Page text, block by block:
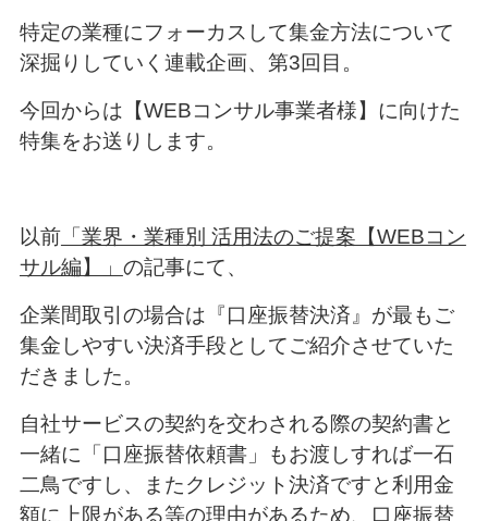
特定の業種にフォーカスして集金方法について
深掘りしていく連載企画、第3回目。
今回からは【WEBコンサル事業者様】に向けた
特集をお送りします。
以前「業界・業種別 活用法のご提案【WEBコン
サル編】」 の記事にて、
企業間取引の場合は『口座振替決済』が最もご
集金しやすい決済手段としてご紹介させていた
だきました。
自社サービスの契約を交わされる際の契約書と
一緒に「口座振替依頼書」もお渡しすれば一石
二鳥ですし、またクレジット決済ですと利用金
額に上限がある等の理由があるため、口座振替